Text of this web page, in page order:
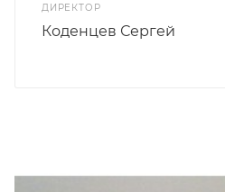
ДИРЕКТОР
Коденцев Сергей